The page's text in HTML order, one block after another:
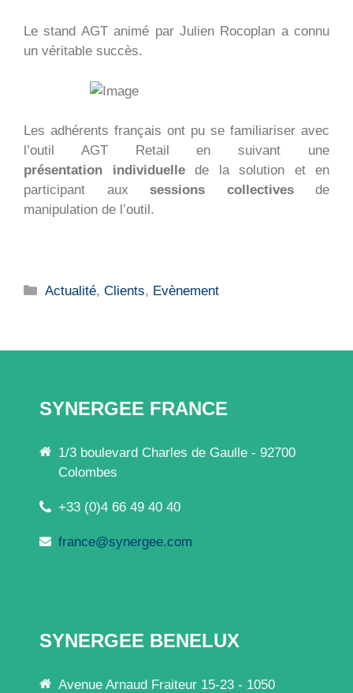
Le stand AGT animé par Julien Rocoplan a connu
un véritable succès.
Les adhérents français ont pu se familiariser avec
l’outil AGT Retail en suivant une
présentation individuellede la solution et en
participant aux sessions collectivesde
manipulation de l’outil.
Catégories
Actualité,Clients, Evènement
SYNERGEE FRANCE
1/3 boulevard Charles de Gaulle - 92700
Colombes
+33 (0)4 66 49 40 40
france@synergee.com
SYNERGEE BENELUX
Avenue Arnaud Fraiteur 15-23 - 1050